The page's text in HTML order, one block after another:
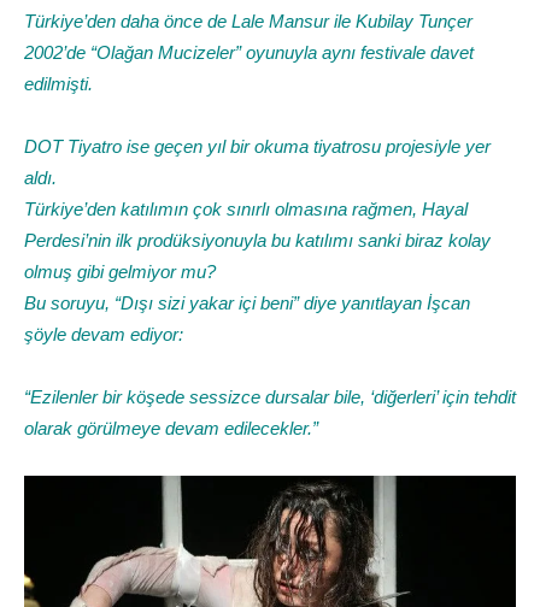
Türkiye’den daha önce de Lale Mansur ile Kubilay Tunçer
2002’de “Olağan Mucizeler” oyunuyla aynı festivale davet
edilmişti.
DOT Tiyatro ise geçen yıl bir okuma tiyatrosu projesiyle yer
aldı.
Türkiye’den katılımın çok sınırlı olmasına rağmen, Hayal
Perdesi’nin ilk prodüksiyonuyla bu katılımı sanki biraz kolay
olmuş gibi gelmiyor mu?
Bu soruyu, “Dışı sizi yakar içi beni” diye yanıtlayan İşcan
şöyle devam ediyor:
“Ezilenler bir köşede sessizce dursalar bile, ‘diğerleri’ için tehdit
olarak görülmeye devam edilecekler.”